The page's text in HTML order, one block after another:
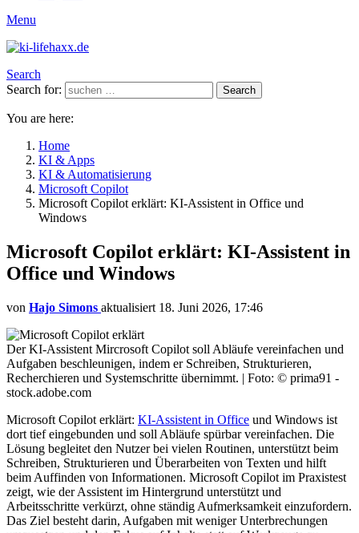
Menu
Search
Search for:
Search
You are here:
Home
KI & Apps
KI & Automatisierung
Microsoft Copilot
Microsoft Copilot erklärt: KI-Assistent in Office und
Windows
Microsoft Copilot erklärt: KI-Assistent in
Office und Windows
von Hajo Simons aktualisiert 18. Juni 2026, 17:46
Der KI-Assistent Mircrosoft Copilot soll Abläufe vereinfachen und
Aufgaben beschleunigen, indem er Schreiben, Strukturieren,
Recherchieren und Systemschritte übernimmt. | Foto: © prima91 -
stock.adobe.com
Microsoft Copilot erklärt: KI-Assistent in Office und Windows ist
dort tief eingebunden und soll Abläufe spürbar vereinfachen. Die
Lösung begleitet den Nutzer bei vielen Routinen, unterstützt beim
Schreiben, Strukturieren und Überarbeiten von Texten und hilft
beim Auffinden von Informationen. Microsoft Copilot im Praxistest
zeigt, wie der Assistent im Hintergrund unterstützt und
Arbeitsschritte verkürzt, ohne ständig Aufmerksamkeit einzufordern.
Das Ziel besteht darin, Aufgaben mit weniger Unterbrechungen